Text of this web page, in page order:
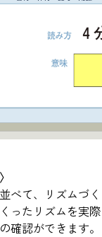
べて、リズムづく
ったリズムを実
確認ができます。